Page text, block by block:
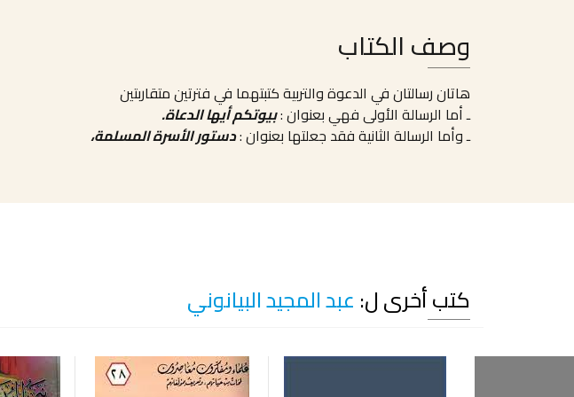
وصف الكتاب
هاتان رسالتان في الدعوة والتربية كتبتهما في فترتين متقاربتين
ـ أما الرسالة الأولى فهي بعنوان :بيوتكم أيها الدعاة.
ـ وأما الرسالة الثانية فقد جعلتها بعنوان :دستور الأسرة المسلمة،
كتب أخرى ل: عبد المجيد البيانوني